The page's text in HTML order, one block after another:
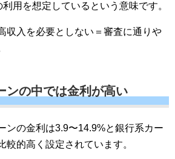
用を想定しているという意味です。
収入を必要としない＝審査に通りや
ンの中では金利が高い
ンの金利は3.9〜14.9%と銀行系カー
較的高く設定されています。